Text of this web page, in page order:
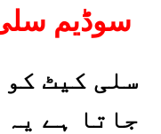
سلی کیٹ
جاتا ہے